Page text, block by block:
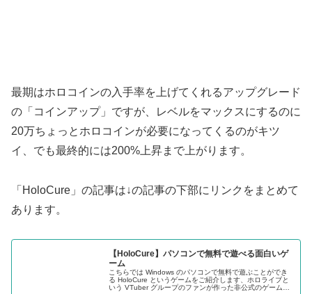
最期はホロコインの入手率を上げてくれるアップグレード
の「コインアップ」ですが、レベルをマックスにするのに
20万ちょっとホロコインが必要になってくるのがキツ
イ、でも最終的には200%上昇まで上がります。
「HoloCure」の記事は↓の記事の下部にリンクをまとめて
あります。
【HoloCure】パソコンで無料で遊べる面白いゲ
ーム
こちらでは Windows のパソコンで無料で遊ぶことができ
る HoloCure というゲームをご紹介します、ホロライブと
いう VTuber グループのファンが作った非公式のゲームな